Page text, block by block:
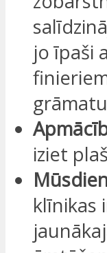
jo īpaši
iziet
klīnikas